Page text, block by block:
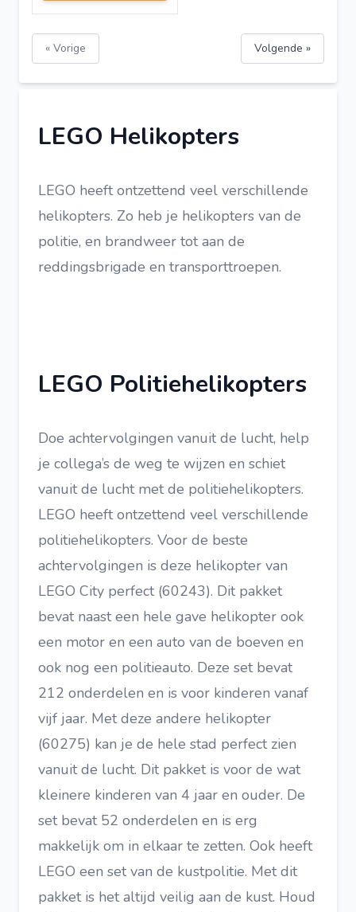
« Vorige Volgende »
LEGO Helikopters
LEGO heeft ontzettend veel verschillende
helikopters. Zo heb je helikopters van de
politie, en brandweer tot aan de
reddingsbrigade en transporttroepen.
LEGO Politiehelikopters
Doe achtervolgingen vanuit de lucht, help
je collega’s de weg te wijzen en schiet
vanuit de lucht met de politiehelikopters.
LEGO heeft ontzettend veel verschillende
politiehelikopters. Voor de beste
achtervolgingen is deze helikopter van
LEGO City perfect (60243). Dit pakket
bevat naast een hele gave helikopter ook
een motor en een auto van de boeven en
ook nog een politieauto. Deze set bevat
212 onderdelen en is voor kinderen vanaf
vijf jaar. Met deze andere helikopter
(60275) kan je de hele stad perfect zien
vanuit de lucht. Dit pakket is voor de wat
kleinere kinderen van 4 jaar en ouder. De
set bevat 52 onderdelen en is erg
makkelijk om in elkaar te zetten. Ook heeft
LEGO een set van de kustpolitie. Met dit
pakket is het altijd veilig aan de kust. Houd